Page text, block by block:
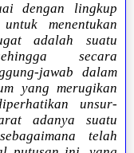
dengan lingkup
menentukan
adalah suatu
secara
jawab dalam
yang merugikan
unsur-
adanya suatu
telah